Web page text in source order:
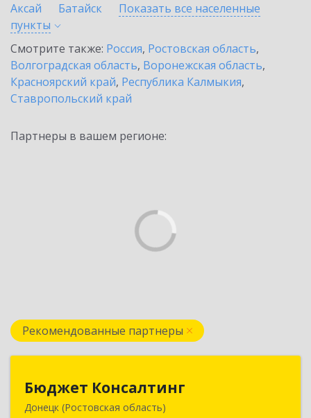
Аксай
Батайск
Показать все населенные
пункты
Смотрите также: Россия, Ростовская область,
Волгоградская область, Воронежская область,
Красноярский край, Республика Калмыкия,
Ставропольский край
Партнеры в вашем регионе:
Рекомендованные партнеры
Бюджет Консалтинг
Донецк (Ростовская область)
346338, Ростовская обл, г.о. Город Донецк,